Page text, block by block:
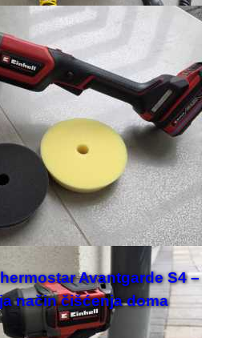
Avantgarde S4 –
način čišćenja doma